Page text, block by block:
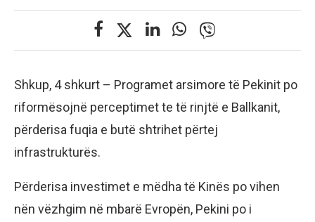
Shkup, 4 shkurt – Programet arsimore të Pekinit po
riformësojnë perceptimet te të rinjtë e Ballkanit,
përderisa fuqia e butë shtrihet përtej
infrastrukturës.
Përderisa investimet e mëdha të Kinës po vihen
nën vëzhgim në mbarë Evropën, Pekini po i